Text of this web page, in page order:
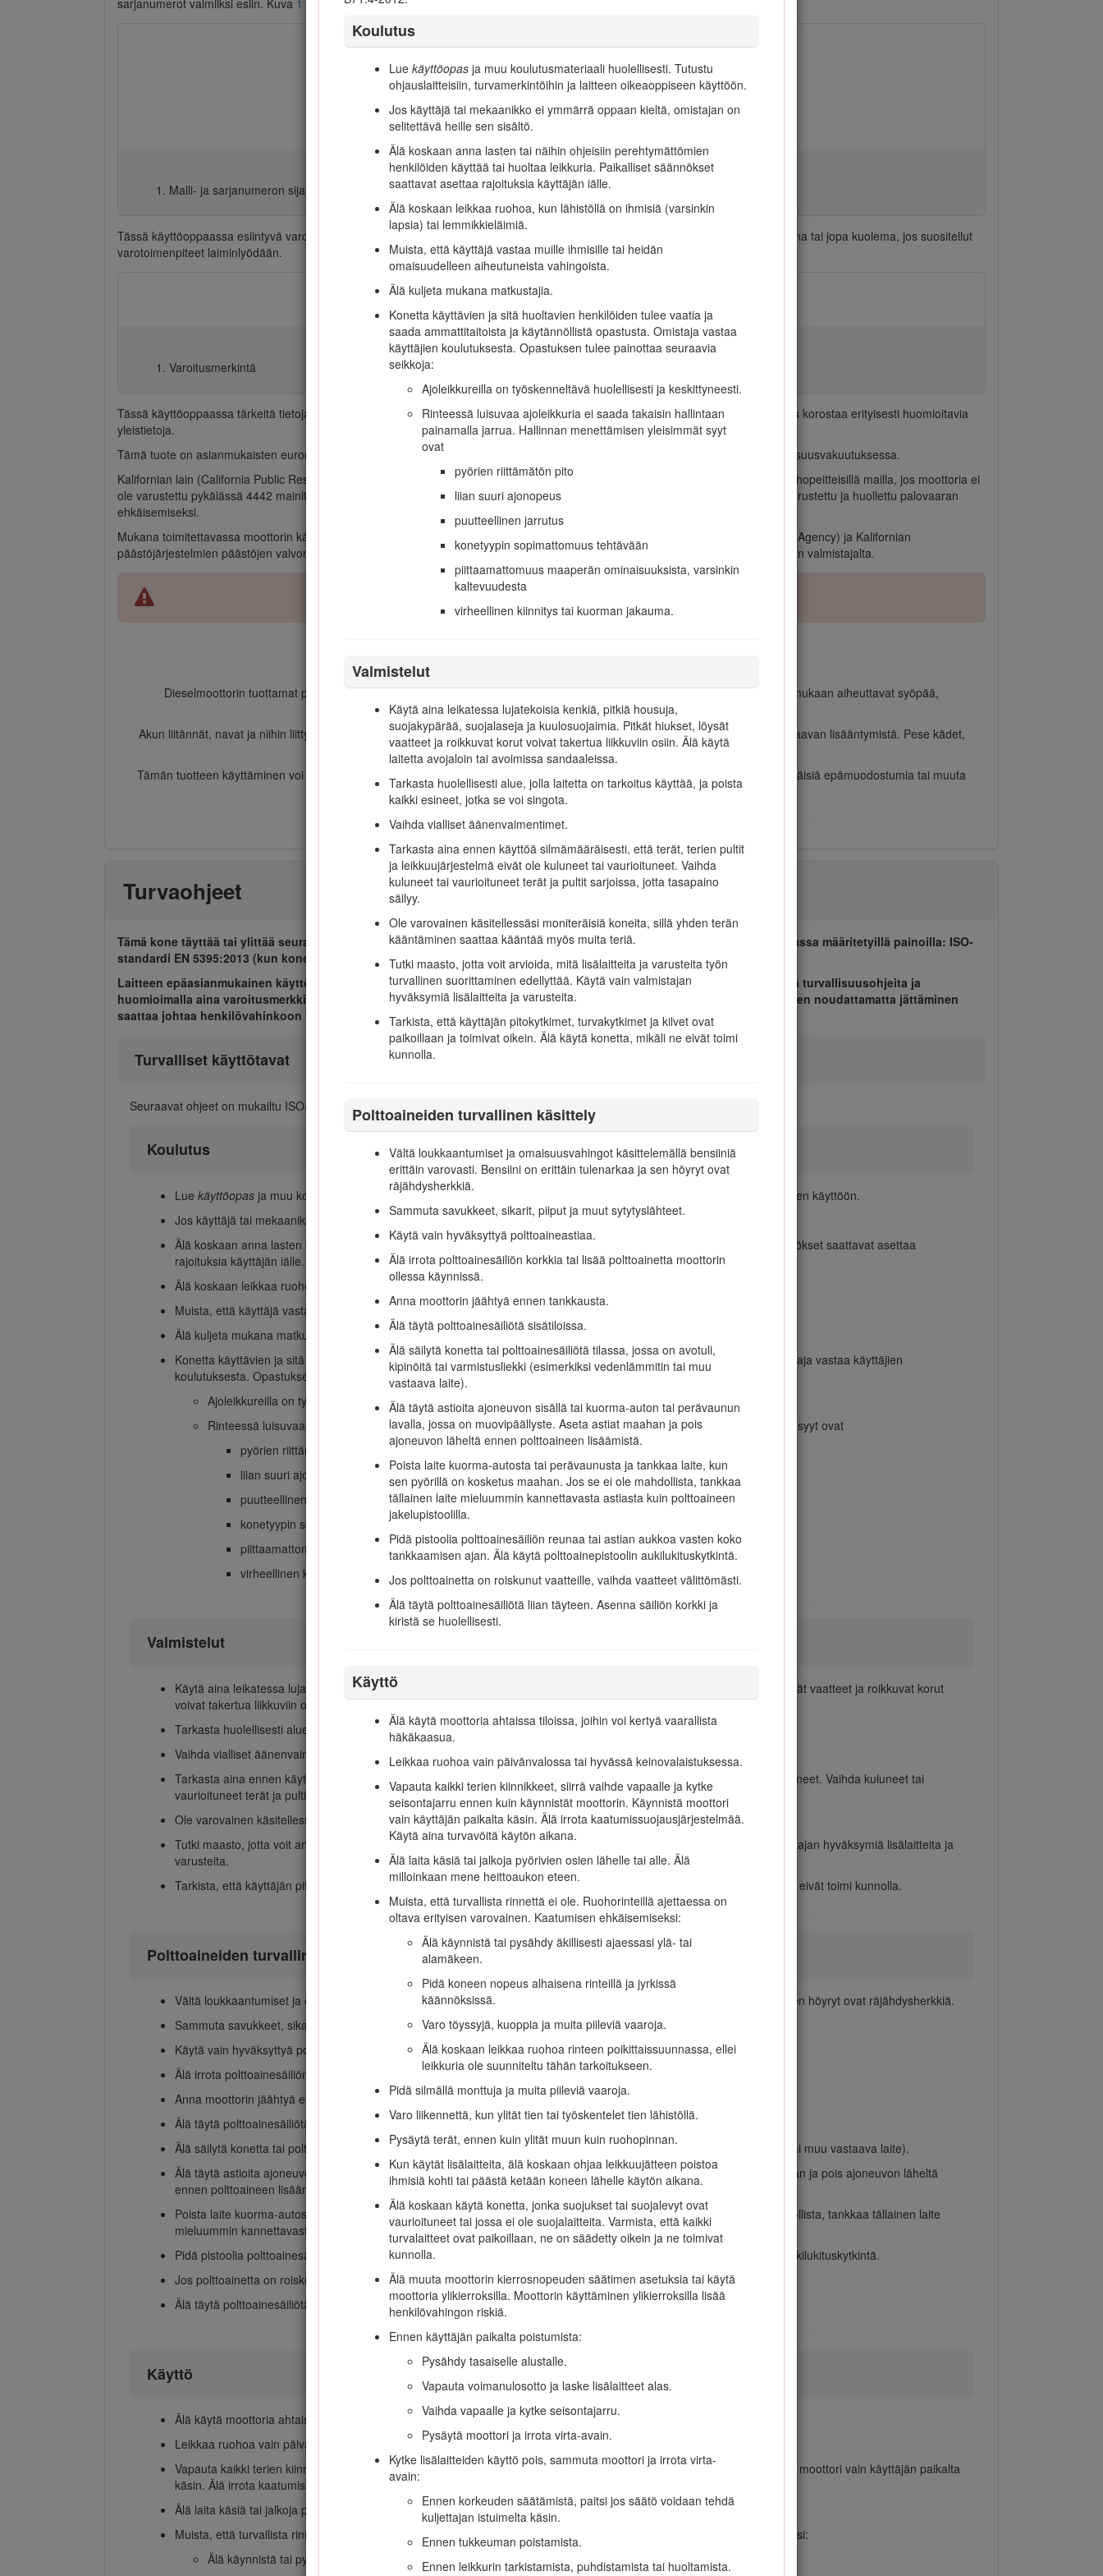
Koulutus
Lue käyttöopas ja muu koulutusmateriaali huolellisesti. Tutustu
ohjauslaitteisiin, turvamerkintöihin ja laitteen oikeaoppiseen käyttöön.
Jos käyttäjä tai mekaanikko ei ymmärrä oppaan kieltä, omistajan on
selitettävä heille sen sisältö.
Älä koskaan anna lasten tai näihin ohjeisiin perehtymättömien
henkilöiden käyttää tai huoltaa leikkuria. Paikalliset säännökset
saattavat asettaa rajoituksia käyttäjän iälle.
Älä koskaan leikkaa ruohoa, kun lähistöllä on ihmisiä (varsinkin
lapsia) tai lemmikkieläimiä.
Muista, että käyttäjä vastaa muille ihmisille tai heidän
omaisuudelleen aiheutuneista vahingoista.
Älä kuljeta mukana matkustajia.
Konetta käyttävien ja sitä huoltavien henkilöiden tulee vaatia ja
saada ammattitaitoista ja käytännöllistä opastusta. Omistaja vastaa
käyttäjien koulutuksesta. Opastuksen tulee painottaa seuraavia
seikkoja:
Ajoleikkureilla on työskenneltävä huolellisesti ja keskittyneesti.
Rinteessä luisuvaa ajoleikkuria ei saada takaisin hallintaan
painamalla jarrua. Hallinnan menettämisen yleisimmät syyt
ovat
pyörien riittämätön pito
liian suuri ajonopeus
puutteellinen jarrutus
konetyypin sopimattomuus tehtävään
piittaamattomuus maaperän ominaisuuksista, varsinkin
kaltevuudesta
virheellinen kiinnitys tai kuorman jakauma.
Valmistelut
Käytä aina leikatessa lujatekoisia kenkiä, pitkiä housuja,
suojakypärää, suojalaseja ja kuulosuojaimia. Pitkät hiukset, löysät
vaatteet ja roikkuvat korut voivat takertua liikkuviin osiin. Älä käytä
laitetta avojaloin tai avoimissa sandaaleissa.
Tarkasta huolellisesti alue, jolla laitetta on tarkoitus käyttää, ja poista
kaikki esineet, jotka se voi singota.
Vaihda vialliset äänenvaimentimet.
Tarkasta aina ennen käyttöä silmämääräisesti, että terät, terien pultit
ja leikkuujärjestelmä eivät ole kuluneet tai vaurioituneet. Vaihda
kuluneet tai vaurioituneet terät ja pultit sarjoissa, jotta tasapaino
säilyy.
Ole varovainen käsitellessäsi moniteräisiä koneita, sillä yhden terän
kääntäminen saattaa kääntää myös muita teriä.
Tutki maasto, jotta voit arvioida, mitä lisälaitteita ja varusteita työn
turvallinen suorittaminen edellyttää. Käytä vain valmistajan
hyväksymiä lisälaitteita ja varusteita.
Tarkista, että käyttäjän pitokytkimet, turvakytkimet ja kilvet ovat
paikoillaan ja toimivat oikein. Älä käytä konetta, mikäli ne eivät toimi
kunnolla.
Polttoaineiden turvallinen käsittely
Vältä loukkaantumiset ja omaisuusvahingot käsittelemällä bensiiniä
erittäin varovasti. Bensiini on erittäin tulenarkaa ja sen höyryt ovat
räjähdysherkkiä.
Sammuta savukkeet, sikarit, piiput ja muut sytytyslähteet.
Käytä vain hyväksyttyä polttoaineastiaa.
Älä irrota polttoainesäiliön korkkia tai lisää polttoainetta moottorin
ollessa käynnissä.
Anna moottorin jäähtyä ennen tankkausta.
Älä täytä polttoainesäiliötä sisätiloissa.
Älä säilytä konetta tai polttoainesäiliötä tilassa, jossa on avotuli,
kipinöitä tai varmistusliekki (esimerkiksi vedenlämmitin tai muu
vastaava laite).
Älä täytä astioita ajoneuvon sisällä tai kuorma-auton tai perävaunun
lavalla, jossa on muovipäällyste. Aseta astiat maahan ja pois
ajoneuvon läheltä ennen polttoaineen lisäämistä.
Poista laite kuorma-autosta tai perävaunusta ja tankkaa laite, kun
sen pyörillä on kosketus maahan. Jos se ei ole mahdollista, tankkaa
tällainen laite mieluummin kannettavasta astiasta kuin polttoaineen
jakelupistoolilla.
Pidä pistoolia polttoainesäiliön reunaa tai astian aukkoa vasten koko
tankkaamisen ajan. Älä käytä polttoainepistoolin aukilukituskytkintä.
Jos polttoainetta on roiskunut vaatteille, vaihda vaatteet välittömästi.
Älä täytä polttoainesäiliötä liian täyteen. Asenna säiliön korkki ja
kiristä se huolellisesti.
Käyttö
Älä käytä moottoria ahtaissa tiloissa, joihin voi kertyä vaarallista
häkäkaasua.
Leikkaa ruohoa vain päivänvalossa tai hyvässä keinovalaistuksessa.
Vapauta kaikki terien kiinnikkeet, siirrä vaihde vapaalle ja kytke
seisontajarru ennen kuin käynnistät moottorin. Käynnistä moottori
vain käyttäjän paikalta käsin. Älä irrota kaatumissuojausjärjestelmää.
Käytä aina turvavöitä käytön aikana.
Älä laita käsiä tai jalkoja pyörivien osien lähelle tai alle. Älä
milloinkaan mene heittoaukon eteen.
Muista, että turvallista rinnettä ei ole. Ruohorinteillä ajettaessa on
oltava erityisen varovainen. Kaatumisen ehkäisemiseksi:
Älä käynnistä tai pysähdy äkillisesti ajaessasi ylä- tai
alamäkeen.
Pidä koneen nopeus alhaisena rinteillä ja jyrkissä
käännöksissä.
Varo töyssyjä, kuoppia ja muita piileviä vaaroja.
Älä koskaan leikkaa ruohoa rinteen poikittaissuunnassa, ellei
leikkuria ole suunniteltu tähän tarkoitukseen.
Pidä silmällä monttuja ja muita piileviä vaaroja.
Varo liikennettä, kun ylität tien tai työskentelet tien lähistöllä.
Pysäytä terät, ennen kuin ylität muun kuin ruohopinnan.
Kun käytät lisälaitteita, älä koskaan ohjaa leikkuujätteen poistoa
ihmisiä kohti tai päästä ketään koneen lähelle käytön aikana.
Älä koskaan käytä konetta, jonka suojukset tai suojalevyt ovat
vaurioituneet tai jossa ei ole suojalaitteita. Varmista, että kaikki
turvalaitteet ovat paikoillaan, ne on säädetty oikein ja ne toimivat
kunnolla.
Älä muuta moottorin kierrosnopeuden säätimen asetuksia tai käytä
moottoria ylikierroksilla. Moottorin käyttäminen ylikierroksilla lisää
henkilövahingon riskiä.
Ennen käyttäjän paikalta poistumista:
Pysähdy tasaiselle alustalle.
Vapauta voimanulosotto ja laske lisälaitteet alas.
Vaihda vapaalle ja kytke seisontajarru.
Pysäytä moottori ja irrota virta-avain.
Kytke lisälaitteiden käyttö pois, sammuta moottori ja irrota virta-
avain:
Ennen korkeuden säätämistä, paitsi jos säätö voidaan tehdä
kuljettajan istuimelta käsin.
Ennen tukkeuman poistamista.
Ennen leikkurin tarkistamista, puhdistamista tai huoltamista.
Kuva 1
Malli- ja sarjanumeron sijainti
Tässä käyttöoppaassa esiintyvä varoitusmerkintä (Kuva
) ilmaisee vaaratilannetta, josta saattaa olla seurauksena vakava tapaturma tai jopa kuolema, jos suositellut
varotoimenpiteet laiminlyödään.
Kuva 2
Varoitusmerkintä
Tässä käyttöoppaassa tärkeitä tietoja korostetaan myös kahdella termillä.Tärkeääosoittaa mekaanisia erikoistietoja ja Huomautus korostaa erityisesti huomioitavia
yleistietoja.
Tämä tuote on asianmukaisten eurooppalaisten direktiivien mukainen. Lisätietoja on erillisessä tuotekohtaisessa vaatimustenmukaisuusvakuutuksessa.
Kalifornian lain (California Public Resource Code) pykälät 4442 ja 4443 kieltävät tämän moottorin käytön metsä-, pensaikko- tai ruohopeitteisillä mailla, jos moottoria ei
ole varustettu pykälässä 4442 mainitulla hyvässä käyttökunnossa pidetyllä kipinänsammuttimella tai jos moottoria ei ole suojattu, varustettu ja huollettu palovaaran
ehkäisemiseksi.
Mukana toimitettavassa moottorin käyttöoppaassa on Yhdysvaltojen ympäristönsuojeluelimeen EPA:han (Environmental Protection Agency) ja Kalifornian
päästöjärjestelmien päästöjen valvontasääntöihin sekä kunnossapitoon ja takuuseen liittyviä tietoja. Käyttöoppaita voi tilata moottorin valmistajalta.
Dieselmoottorin tuottamat pakokaasut ja jotkin niiden aineosat sisältävät kemikaaleja, jotka Kalifornian osavaltion tietojen mukaan aiheuttavat syöpää,
synnynnäisiä epämuodostumia tai muuta lisääntymiseen liittyvää haittaa.
Akun liitännät, navat ja niihin liittyvät lisävarusteet sisältävät lyijyä ja lyijy-yhdisteitä, joiden tiedetään aiheuttavan syöpää ja haittaavan lisääntymistä. Pese kädet,
kun olet käsitellyt näitä osia.
Tämän tuotteen käyttäminen voi altistaa kemikaaleille, jotka Kalifornian osavaltion tietojen mukaan aiheuttavat syöpää, synnynnäisiä epämuodostumia tai muuta
lisääntymiseen liittyvää haittaa.
Turvaohjeet
Tämä kone täyttää tai ylittää seuraavat valmistushetkellä voimassa olevat standardit, kun se on varustettu Takapaino-osassa määritetyillä painoilla: ISO-
standardi EN 5395:2013 (kun koneessa on asianmukaiset ohjetarrat) ja ANSI B71.4-2012 -määritykset.
Laitteen epäasianmukainen käyttö tai huolto voi aiheuttaa tapaturman. Vähennä loukkaantumisriskiä noudattamalla näitä turvallisuusohjeita ja
huomioimalla aina varoitusmerkki, joka tarkoittaa varoitusta, vaaraa tai hengenvaaraa – henkilöturvallisuusohjeet. Ohjeiden noudattamatta jättäminen
saattaa johtaa henkilövahinkoon tai kuolemaan.
Turvalliset käyttötavat
Seuraavat ohjeet on mukailtu ISO-standardista 5395:2013 ja ANSI-standardista B71.4-2012.
Koulutus
Lue käyttöopas ja muu koulutusmateriaali huolellisesti. Tutustu ohjauslaitteisiin, turvamerkintöihin ja laitteen oikeaoppiseen käyttöön.
Jos käyttäjä tai mekaanikko ei ymmärrä oppaan kieltä, omistajan on selitettävä heille sen sisältö.
Älä koskaan anna lasten tai näihin ohjeisiin perehtymättömien henkilöiden käyttää tai huoltaa leikkuria. Paikalliset säännökset saattavat asettaa
rajoituksia käyttäjän iälle.
Älä koskaan leikkaa ruohoa, kun lähistöllä on ihmisiä (varsinkin lapsia) tai lemmikkieläimiä.
Muista, että käyttäjä vastaa muille ihmisille tai heidän omaisuudelleen aiheutuneista vahingoista.
Älä kuljeta mukana matkustajia.
Konetta käyttävien ja sitä huoltavien henkilöiden tulee vaatia ja saada ammattitaitoista ja käytännöllistä opastusta. Omistaja vastaa käyttäjien
koulutuksesta. Opastuksen tulee painottaa seuraavia seikkoja:
Ajoleikkureilla on työskenneltävä huolellisesti ja keskittyneesti.
Rinteessä luisuvaa ajoleikkuria ei saada takaisin hallintaan painamalla jarrua. Hallinnan menettämisen yleisimmät syyt ovat
pyörien riittämätön pito
liian suuri ajonopeus
puutteellinen jarrutus
konetyypin sopimattomuus tehtävään
piittaamattomuus maaperän ominaisuuksista, varsinkin kaltevuudesta
virheellinen kiinnitys tai kuorman jakauma.
Valmistelut
Käytä aina leikatessa lujatekoisia kenkiä, pitkiä housuja, suojakypärää, suojalaseja ja kuulosuojaimia. Pitkät hiukset, löysät vaatteet ja roikkuvat korut
voivat takertua liikkuviin osiin. Älä käytä laitetta avojaloin tai avoimissa sandaaleissa.
Tarkasta huolellisesti alue, jolla laitetta on tarkoitus käyttää, ja poista kaikki esineet, jotka se voi singota.
Vaihda vialliset äänenvaimentimet.
Tarkasta aina ennen käyttöä silmämääräisesti, että terät, terien pultit ja leikkuujärjestelmä eivät ole kuluneet tai vaurioituneet. Vaihda kuluneet tai
vaurioituneet terät ja pultit sarjoissa, jotta tasapaino säilyy.
Ole varovainen käsitellessäsi moniteräisiä koneita, sillä yhden terän kääntäminen saattaa kääntää myös muita teriä.
Tutki maasto, jotta voit arvioida, mitä lisälaitteita ja varusteita työn turvallinen suorittaminen edellyttää. Käytä vain valmistajan hyväksymiä lisälaitteita ja
varusteita.
Tarkista, että käyttäjän pitokytkimet, turvakytkimet ja kilvet ovat paikoillaan ja toimivat oikein. Älä käytä konetta, mikäli ne eivät toimi kunnolla.
Polttoaineiden turvallinen käsittely
Vältä loukkaantumiset ja omaisuusvahingot käsittelemällä bensiiniä erittäin varovasti. Bensiini on erittäin tulenarkaa ja sen höyryt ovat räjähdysherkkiä.
Sammuta savukkeet, sikarit, piiput ja muut sytytyslähteet.
Käytä vain hyväksyttyä polttoaineastiaa.
Älä irrota polttoainesäiliön korkkia tai lisää polttoainetta moottorin ollessa käynnissä.
Anna moottorin jäähtyä ennen tankkausta.
Älä täytä polttoainesäiliötä sisätiloissa.
Älä säilytä konetta tai polttoainesäiliötä tilassa, jossa on avotuli, kipinöitä tai varmistusliekki (esimerkiksi vedenlämmitin tai muu vastaava laite).
Älä täytä astioita ajoneuvon sisällä tai kuorma-auton tai perävaunun lavalla, jossa on muovipäällyste. Aseta astiat maahan ja pois ajoneuvon läheltä
ennen polttoaineen lisäämistä.
Poista laite kuorma-autosta tai perävaunusta ja tankkaa laite, kun sen pyörillä on kosketus maahan. Jos se ei ole mahdollista, tankkaa tällainen laite
mieluummin kannettavasta astiasta kuin polttoaineen jakelupistoolilla.
Pidä pistoolia polttoainesäiliön reunaa tai astian aukkoa vasten koko tankkaamisen ajan. Älä käytä polttoainepistoolin aukilukituskytkintä.
Jos polttoainetta on roiskunut vaatteille, vaihda vaatteet välittömästi.
Älä täytä polttoainesäiliötä liian täyteen. Asenna säiliön korkki ja kiristä se huolellisesti.
Käyttö
Älä käytä moottoria ahtaissa tiloissa, joihin voi kertyä vaarallista häkäkaasua.
Leikkaa ruohoa vain päivänvalossa tai hyvässä keinovalaistuksessa.
Vapauta kaikki terien kiinnikkeet, siirrä vaihde vapaalle ja kytke seisontajarru ennen kuin käynnistät moottorin. Käynnistä moottori vain käyttäjän paikalta
käsin. Älä irrota kaatumissuojausjärjestelmää. Käytä aina turvavöitä käytön aikana.
Älä laita käsiä tai jalkoja pyörivien osien lähelle tai alle. Älä milloinkaan mene heittoaukon eteen.
Muista, että turvallista rinnettä ei ole. Ruohorinteillä ajettaessa on oltava erityisen varovainen. Kaatumisen ehkäisemiseksi:
Älä käynnistä tai pysähdy äkillisesti ajaessasi ylä- tai alamäkeen.